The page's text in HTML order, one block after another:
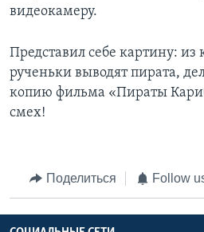
видеокамеру.
Представил себе картину: из
рученьки выводят пирата,
копию фильма «Пираты
смех!
Поделиться Follow